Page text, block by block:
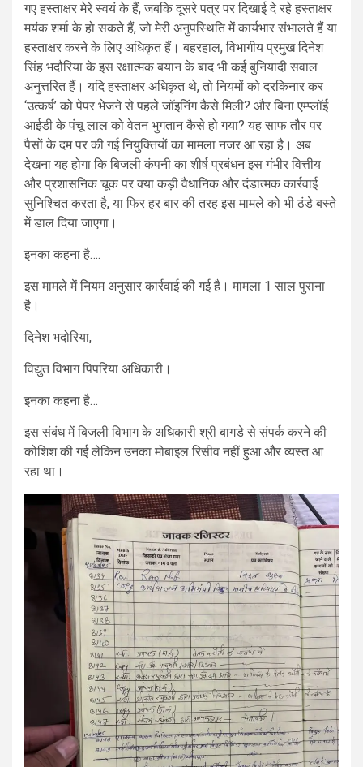
गए हस्ताक्षर मेरे स्वयं के हैं, जबकि दूसरे पत्र पर दिखाई दे रहे हस्ताक्षर
मयंक शर्मा के हो सकते हैं, जो मेरी अनुपस्थिति में कार्यभार संभालते हैं या
हस्ताक्षर करने के लिए अधिकृत हैं। बहरहाल, विभागीय प्रमुख दिनेश
सिंह भदौरिया के इस रक्षात्मक बयान के बाद भी कई बुनियादी सवाल
अनुत्तरित हैं। यदि हस्ताक्षर अधिकृत थे, तो नियमों को दरकिनार कर
‘उत्कर्ष’ को पेपर भेजने से पहले जॉइनिंग कैसे मिली? और बिना एम्प्लॉई
आईडी के पंचू लाल को वेतन भुगतान कैसे हो गया? यह साफ तौर पर
पैसों के दम पर की गई नियुक्तियों का मामला नजर आ रहा है। अब
देखना यह होगा कि बिजली कंपनी का शीर्ष प्रबंधन इस गंभीर वित्तीय
और प्रशासनिक चूक पर क्या कड़ी वैधानिक और दंडात्मक कार्रवाई
सुनिश्चित करता है, या फिर हर बार की तरह इस मामले को भी ठंडे बस्ते
में डाल दिया जाएगा।
इनका कहना है….
इस मामले में नियम अनुसार कार्रवाई की गई है। मामला 1 साल पुराना
है।
दिनेश भदोरिया,
विद्युत विभाग पिपरिया अधिकारी।
इनका कहना है…
इस संबंध में बिजली विभाग के अधिकारी श्री बागडे से संपर्क करने की
कोशिश की गई लेकिन उनका मोबाइल रिसीव नहीं हुआ और व्यस्त आ
रहा था।